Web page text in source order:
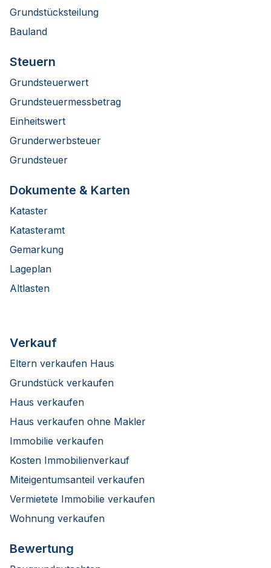
Grundstücksteilung
Bauland
Steuern
Grundsteuerwert
Grundsteuermessbetrag
Einheitswert
Grunderwerbsteuer
Grundsteuer
Dokumente & Karten
Kataster
Katasteramt
Gemarkung
Lageplan
Altlasten
Verkauf
Eltern verkaufen Haus
Grundstück verkaufen
Haus verkaufen
Haus verkaufen ohne Makler
Immobilie verkaufen
Kosten Immobilienverkauf
Miteigentumsanteil verkaufen
Vermietete Immobilie verkaufen
Wohnung verkaufen
Bewertung